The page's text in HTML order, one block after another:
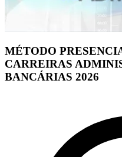
MÉTODO
CARREIRAS
BANCÁRIAS 2026